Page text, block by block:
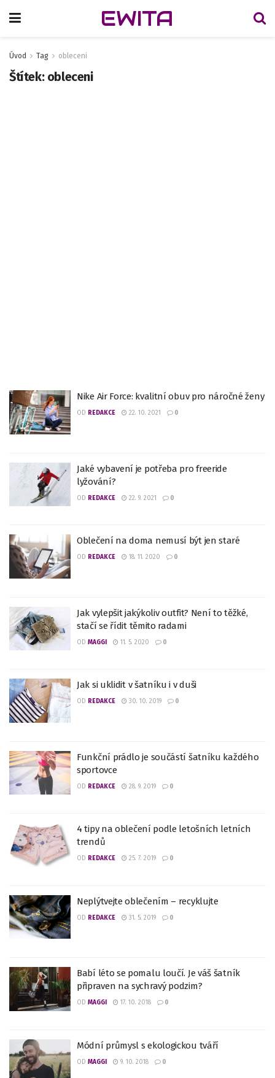
EWITA
Úvod Tag obleceni
Štítek: obleceni
Nike Air Force: kvalitní obuv pro náročné ženy
OD REDAKCE 22. 10. 2021 0
Jaké vybavení je potřeba pro freeride
lyžování?
OD REDAKCE 22. 9. 2021 0
Oblečení na doma nemusí být jen staré
OD REDAKCE 18. 11. 2020 0
Jak vylepšit jakýkoliv outfit? Není to těžké,
stačí se řídit těmito radami
OD MAGGI 11. 5. 2020 0
Jak si uklidit v šatníku i v duši
OD REDAKCE 30. 10. 2019 0
Funkční prádlo je součástí šatníku každého
sportovce
OD REDAKCE 28. 9. 2019 0
4 tipy na oblečení podle letošních letních
trendů
OD REDAKCE 25. 7. 2019 0
Neplýtvejte oblečením – recyklujte
OD REDAKCE 31. 5. 2019 0
Babí léto se pomalu loučí. Je váš šatník
připraven na sychravý podzim?
OD MAGGI 17. 10. 2018 0
Módní průmysl s ekologickou tváří
OD MAGGI 9. 10. 2018 0